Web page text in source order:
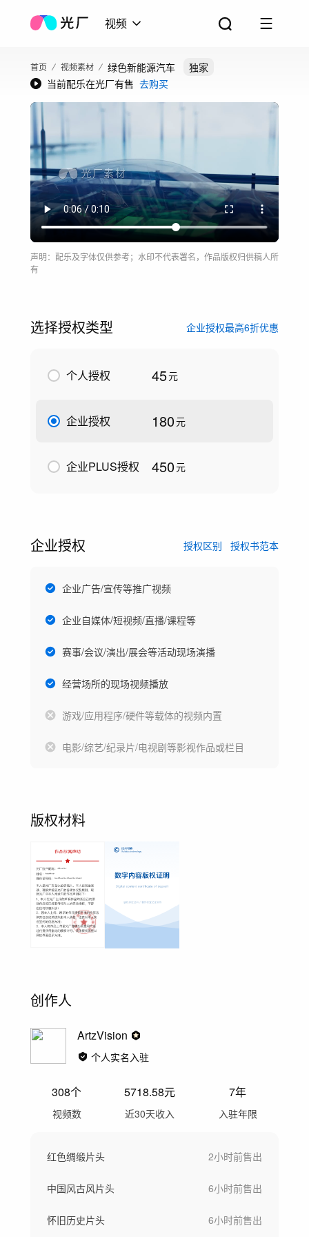
视频
首页 视频素材 绿色新能源汽车
独家
当前配乐在光厂有售 去购买
声明：配乐及字体仅供参考；水印不代表署名，作品版权归供稿人所
有
选择授权类型 企业授权最高6折优惠
个人授权 45元
企业授权 180元
企业PLUS授权 450元
企业授权 授权区别 授权书范本
企业广告/宣传等推广视频
企业自媒体/短视频/直播/课程等
赛事/会议/演出/展会等活动现场演播
经营场所的现场视频播放
游戏/应用程序/硬件等载体的视频内置
电影/综艺/纪录片/电视剧等影视作品或栏目
版权材料
创作人
ArtzVision
个人实名入驻
308个
视频数
5718.58元
近30天收入
7年
入驻年限
红色绸缎片头 2小时前售出
中国风古风片头 6小时前售出
怀旧历史片头 6小时前售出